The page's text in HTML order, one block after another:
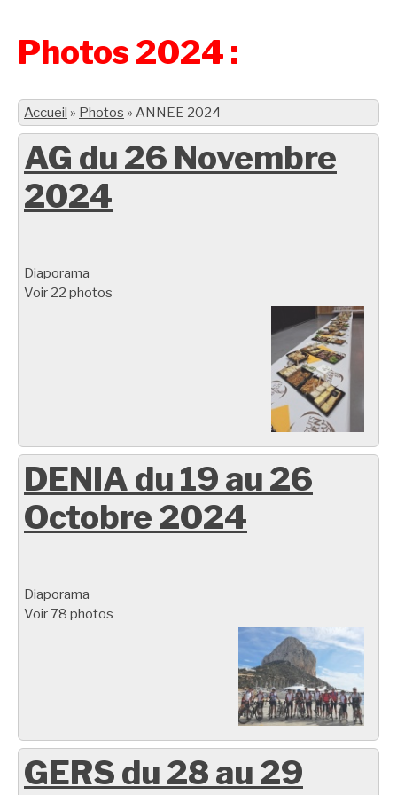
Photos 2024 :
Accueil » Photos » ANNEE 2024
AG du 26 Novembre
2024
Diaporama
Voir 22 photos
DENIA du 19 au 26
Octobre 2024
Diaporama
Voir 78 photos
GERS du 28 au 29